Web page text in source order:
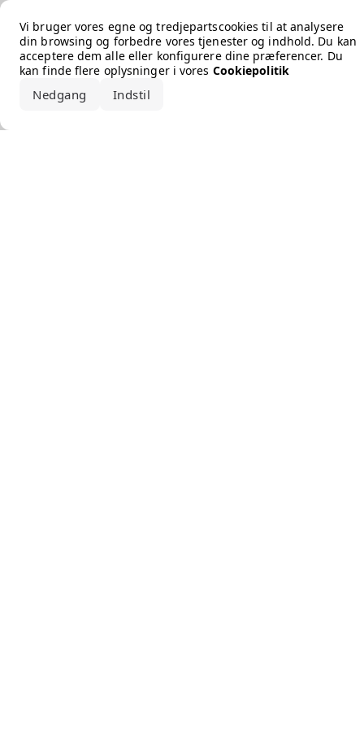
Vi bruger vores egne og tredjepartscookies til at analysere
din browsing og forbedre vores tjenester og indhold. Du kan
acceptere dem alle eller konfigurere dine præferencer. Du
kan finde flere oplysninger i vores Cookiepolitik
Nedgang Indstil
Error loading the brand